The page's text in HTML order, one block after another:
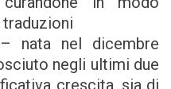
– nata nel dicembre
negli ultimi due
crescita, sia di